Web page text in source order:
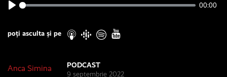
00:00
poți asculta și pe
Anca Simina
PODCAST
9 septembrie 2022